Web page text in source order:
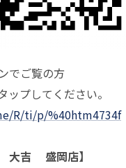
でご覧の方
ップしてください。
R/ti/p/%40htm4734f
大吉 盛岡店】